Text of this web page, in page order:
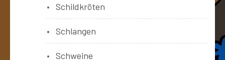
Schildkröten
Schlangen
Schweine